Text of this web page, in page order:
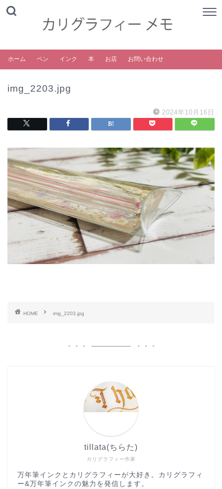
ホーム ペン インク 本 お店 お問い合わせ
img_2203.jpg
2024年10月16日
HOME img_2203.jpg
カリグラフィー作家
tillata(ちらた)
万年筆インクとカリグラフィーが大好き。カリグラフィ
ー&万年筆インクの魅力を発信します。